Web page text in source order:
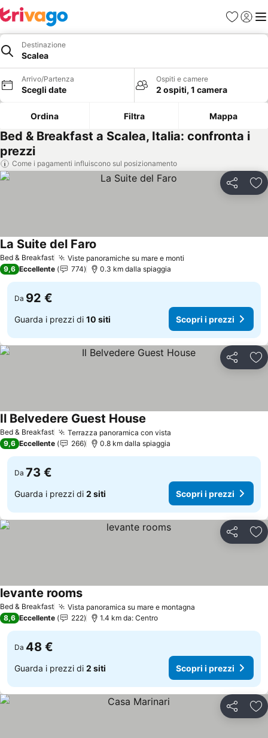
PreferitiAccedi
Destinazione
Scalea
Arrivo/Partenza
Scegli date
Ospiti e camere
2 ospiti, 1 camera
Ordina Filtra Mappa
Bed & Breakfast a Scalea, Italia: confronta i
prezzi
Come i pagamenti influiscono sul posizionamento
Condividi
Bed & Breakfast Viste panoramiche su mare e monti
La Suite del Faro
9,6 Eccellente 774 0.3 km dalla spiaggia
Da 92 €
Guarda i prezzi di 10 siti Scopri i prezzi
Condividi
Bed & Breakfast Terrazza panoramica con vista
Il Belvedere Guest House
9,6 Eccellente 266 0.8 km dalla spiaggia
Da 73 €
Guarda i prezzi di 2 siti Scopri i prezzi
Condividi
Bed & Breakfast Vista panoramica su mare e montagna
levante roomsScopri i prezzi
8,6 Eccellente 222 1.4 km da: Centro
Da 48 €
Guarda i prezzi di 2 siti Scopri i prezzi
Condividi